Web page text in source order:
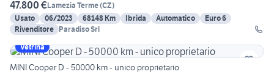
47.800 €Lamezia Terme(CZ)
Usato
06/2023 68148 Km Ibrida Automatico
Euro 6
Rivenditore Paradiso Srl
Vetrina
MINI Cooper D - 50000 km - unico proprietario